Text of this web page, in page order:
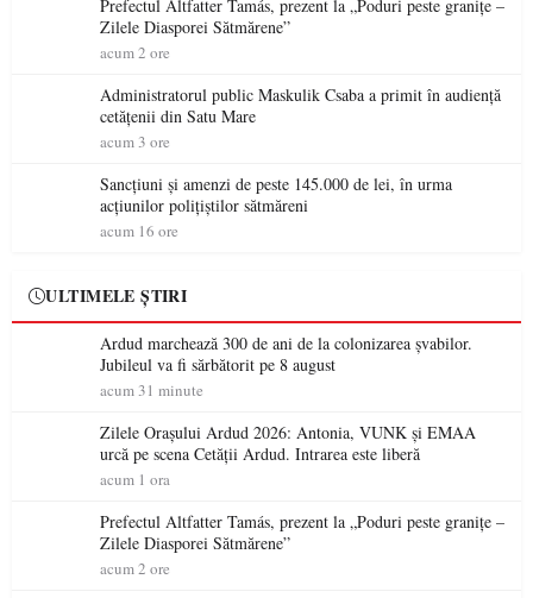
Prefectul Altfatter Tamás, prezent la „Poduri peste granițe –
Zilele Diasporei Sătmărene”
acum 2 ore
Administratorul public Maskulik Csaba a primit în audiență
cetățenii din Satu Mare
acum 3 ore
Sancțiuni și amenzi de peste 145.000 de lei, în urma
acțiunilor polițiștilor sătmăreni
acum 16 ore
ULTIMELE ȘTIRI
Ardud marchează 300 de ani de la colonizarea șvabilor.
Jubileul va fi sărbătorit pe 8 august
acum 31 minute
Zilele Orașului Ardud 2026: Antonia, VUNK și EMAA
urcă pe scena Cetății Ardud. Intrarea este liberă
acum 1 ora
Prefectul Altfatter Tamás, prezent la „Poduri peste granițe –
Zilele Diasporei Sătmărene”
acum 2 ore